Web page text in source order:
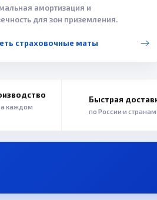
амортизация и
для зон приземления.
страховочные маты
каждом
Быстрая
по России и странам